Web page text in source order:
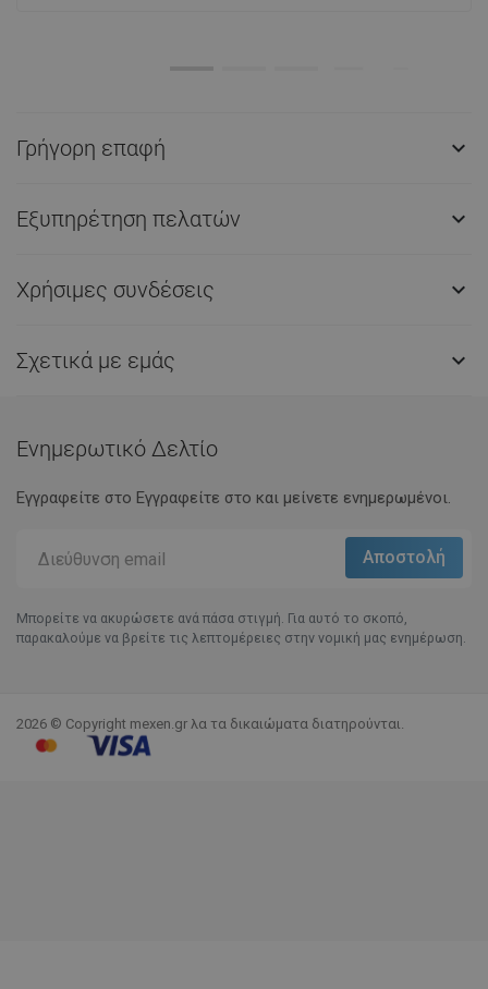
Γρήγορη επαφή 
Εξυπηρέτηση πελατών 
Χρήσιμες συνδέσεις 
Σχετικά με εμάς 
Ενημερωτικό Δελτίο
Εγγραφείτε στο Eγγραφείτε στο και μείνετε ενημερωμένοι.
Μπορείτε να ακυρώσετε ανά πάσα στιγμή. Για αυτό το σκοπό,
παρακαλούμε να βρείτε τις λεπτομέρειες στην νομική μας ενημέρωση.
2026 © Copyright mexen.gr λα τα δικαιώματα διατηρούνται.